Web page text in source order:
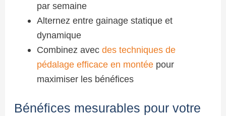
par semaine
Alternez entre gainage statique et
dynamique
Combinez avecdes techniques de
pédalage efficace en montée pour
maximiser les bénéfices
Bénéfices mesurables pour votre